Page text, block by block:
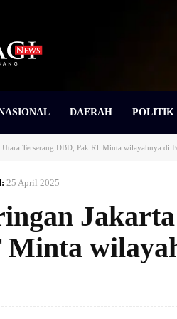
DAERAH POLITIK
Utara Terserang DBD, Pak RT Minta wilayahnya di
25 April 2025
Minta